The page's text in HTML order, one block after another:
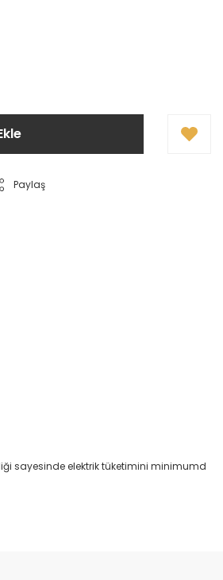
Paylaş
sayesinde elektrik tüketimini minimumd